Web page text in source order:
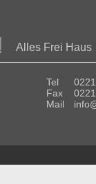
Alles Frei Haus
Tel
Fax
Mail